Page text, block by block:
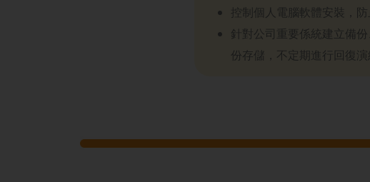
控制個人電腦軟體安裝，防
針對公司重要係統建立備
份存儲，不定期進行回復演